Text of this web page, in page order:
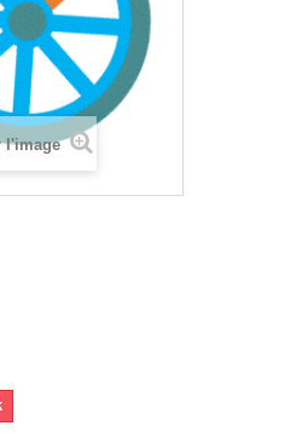
l'image